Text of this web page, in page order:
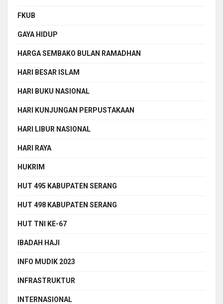
FKUB
GAYA HIDUP
HARGA SEMBAKO BULAN RAMADHAN
HARI BESAR ISLAM
HARI BUKU NASIONAL
HARI KUNJUNGAN PERPUSTAKAAN
HARI LIBUR NASIONAL
HARI RAYA
HUKRIM
HUT 495 KABUPATEN SERANG
HUT 498 KABUPATEN SERANG
HUT TNI KE-67
IBADAH HAJI
INFO MUDIK 2023
INFRASTRUKTUR
INTERNASIONAL